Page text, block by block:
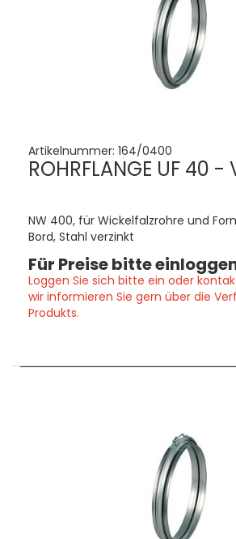
Artikelnummer: 164/0400
ROHRFLANGE UF 40 -
NW 400, für Wickelfalzrohre und
Bord, Stahl verzinkt
Für Preise bitte
Loggen Sie sich bitte ein oder
wir informieren Sie gern über die
Produkts.